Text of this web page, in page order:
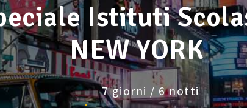
Istituti
NEW YORK
7 giorni / 6 notti